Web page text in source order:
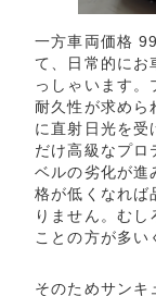
一方車両価格
て、日常的にお
っしゃいます。
耐久性が求めら
に直射日光を受
だけ高級なプロ
ベルの劣化が進
格が低くなれば
りません。むし
ことの方が多い
そのためサンキ